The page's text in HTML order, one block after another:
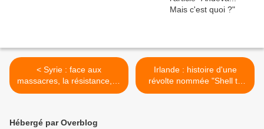
< Syrie : face aux
massacres, la résistance, le
Manifeste des 69
Irlande : histoire d'une
révolte nommée "Shell to
Sea", la suite >
Hébergé par Overblog